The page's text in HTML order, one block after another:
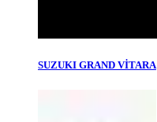
SUZUKI GRAND VİTARA